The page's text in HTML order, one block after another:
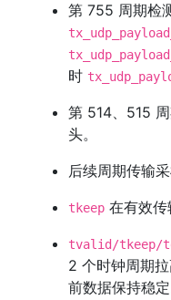
第 755 周期检
时
第 514、515
头。
后续周期传输采
tkeep 在有效
tvalid/tkeep/
2 个时钟周期
前数据保持稳定